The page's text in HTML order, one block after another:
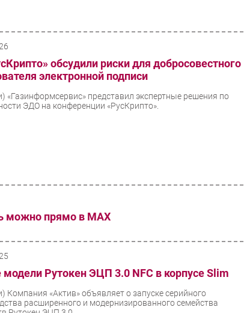
обсудили риски для добросовестного
электронной подписи
«Газинформсервис» представил экспертные решения по
ЭДО на конференции «РусКрипто».
можно прямо в MAX
Рутокен ЭЦП 3.0 NFC в корпусе Slim
Компания «Актив» объявляет о запуске серийного
расширенного и модернизированного семейства